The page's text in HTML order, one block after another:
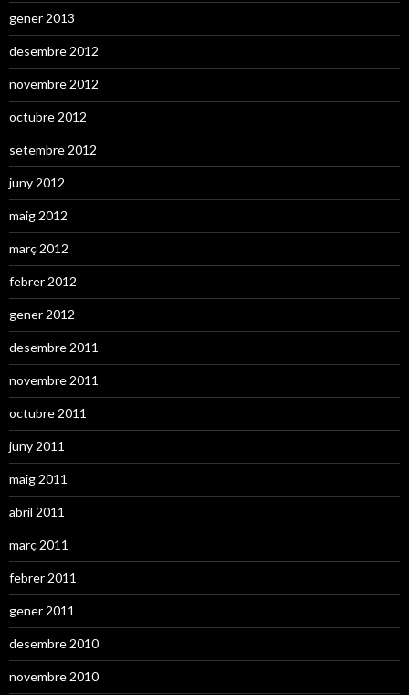
gener 2013
desembre 2012
novembre 2012
octubre 2012
setembre 2012
juny 2012
maig 2012
març 2012
febrer 2012
gener 2012
desembre 2011
novembre 2011
octubre 2011
juny 2011
maig 2011
abril 2011
març 2011
febrer 2011
gener 2011
desembre 2010
novembre 2010